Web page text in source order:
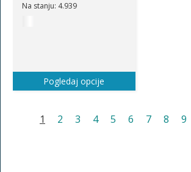
Na stanju: 4.939
Pogledaj opcije
1 2 3 4 5 6 7 8 9